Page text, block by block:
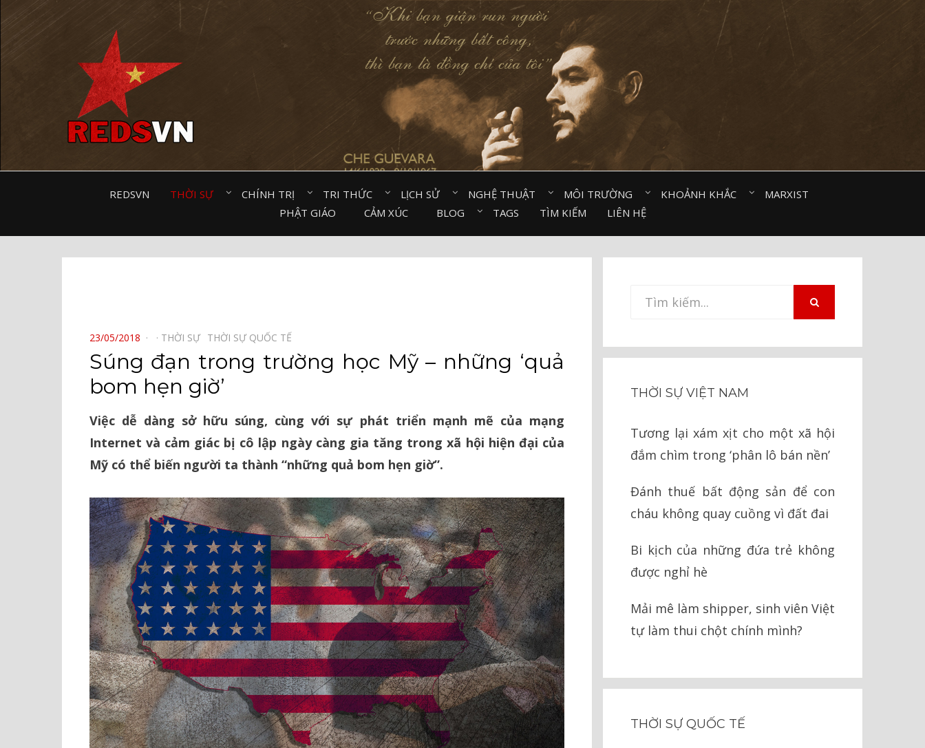
REDSVN THỜI SỰ⠀ CHÍNH TRỊ⠀ TRI THỨC⠀ LỊCH SỬ⠀ NGHỆ THUẬT⠀ MÔI TRƯỜNG⠀ KHOẢNH KHẮC⠀
MARXIST⠀
PHẬT GIÁO⠀
CẢM XÚC⠀ BLOG⠀ TAGS TÌM KIẾM LIÊN HỆ
POSTED
ON
23/05/2018 THỜI SỰ⠀ THỜI SỰ QUỐC TẾ⠀
Súng đạn trong trường học Mỹ – những ‘quả
bom hẹn giờ’
Việc dễ dàng sở hữu súng, cùng với sự phát triển mạnh mẽ của mạng
Internet và cảm giác bị cô lập ngày càng gia tăng trong xã hội hiện đại của
Mỹ có thể biến người ta thành “những quả bom hẹn giờ”.
Tìm
THỜI SỰ VIỆT NAM
Tương lại xám xịt cho một xã hội
đắm chìm trong ‘phân lô bán nền’
Đánh thuế bất động sản để con
cháu không quay cuồng vì đất đai
Bi kịch của những đứa trẻ không
được nghỉ hè
Mải mê làm shipper, sinh viên Việt
tự làm thui chột chính mình?
THỜI SỰ QUỐC TẾ